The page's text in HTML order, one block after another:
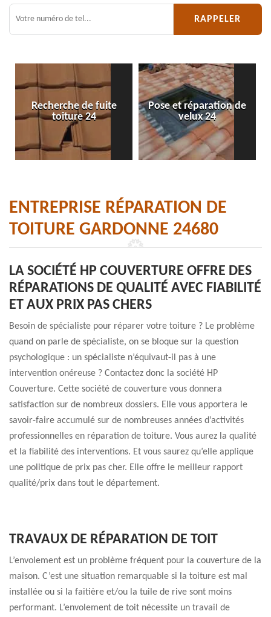
Recherche de fuite
toiture 24
Pose et réparation de
velux 24
ENTREPRISE RÉPARATION DE
TOITURE GARDONNE 24680
LA SOCIÉTÉ HP COUVERTURE OFFRE DES
RÉPARATIONS DE QUALITÉ AVEC FIABILITÉ
ET AUX PRIX PAS CHERS
Besoin de spécialiste pour réparer votre toiture ? Le problème
quand on parle de spécialiste, on se bloque sur la question
psychologique : un spécialiste n’équivaut-il pas à une
intervention onéreuse ? Contactez donc la société HP
Couverture. Cette société de couverture vous donnera
satisfaction sur de nombreux dossiers. Elle vous apportera le
savoir-faire accumulé sur de nombreuses années d’activités
professionnelles en réparation de toiture. Vous aurez la qualité
et la fiabilité des interventions. Et vous saurez qu’elle applique
une politique de prix pas cher. Elle offre le meilleur rapport
qualité/prix dans tout le département.
TRAVAUX DE RÉPARATION DE TOIT
L’envolement est un problème fréquent pour la couverture de la
maison. C’est une situation remarquable si la toiture est mal
installée ou si la faitière et/ou la tuile de rive sont moins
performant. L’envolement de toit nécessite un travail de